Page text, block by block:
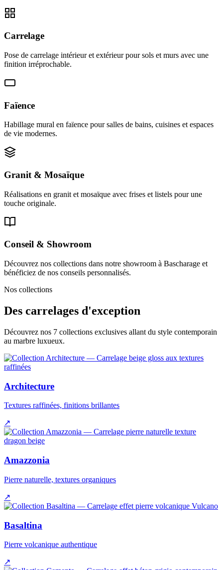
Carrelage
Pose de carrelage intérieur et extérieur pour sols et murs avec une
finition irréprochable.
Faïence
Habillage mural en faïence pour salles de bains, cuisines et espaces
de vie modernes.
Granit & Mosaïque
Réalisations en granit et mosaïque avec frises et listels pour une
touche originale.
Conseil & Showroom
Découvrez nos collections dans notre showroom à Bascharage et
bénéficiez de nos conseils personnalisés.
Nos collections
Des carrelages d'exception
Découvrez nos 7 collections exclusives allant du style contemporain
au marbre luxueux.
Architecture
Textures raffinées, finitions brillantes
↗
Amazzonia
Pierre naturelle, textures organiques
↗
Basaltina
Pierre volcanique authentique
↗